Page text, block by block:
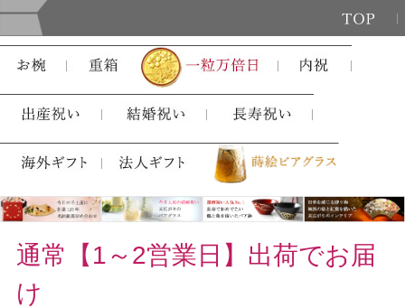
通常【1～2営業日】出荷でお届
け